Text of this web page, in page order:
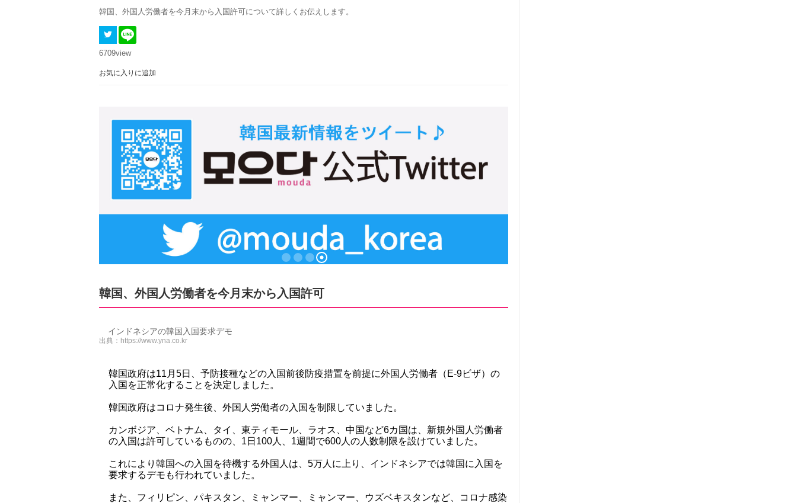
韓国、外国人労働者を今月末から入国許可について詳しくお伝えします。
6709view
お気に入りに追加
韓国、外国人労働者を今月末から入国許可
インドネシアの韓国入国要求デモ
出典： https://www.yna.co.kr
韓国政府は11月5日、予防接種などの入国前後防疫措置を前提に外国人労働者（E-9ビザ）の
入国を正常化することを決定しました。
韓国政府はコロナ発生後、外国人労働者の入国を制限していました。
カンボジア、ベトナム、タイ、東ティモール、ラオス、中国など6カ国は、新規外国人労働者
の入国は許可しているものの、1日100人、1週間で600人の人数制限を設けていました。
これにより韓国への入国を待機する外国人は、5万人に上り、インドネシアでは韓国に入国を
要求するデモも行われていました。
また、フィリピン、パキスタン、ミャンマー、ミャンマー、ウズベキスタンなど、コロナ感染